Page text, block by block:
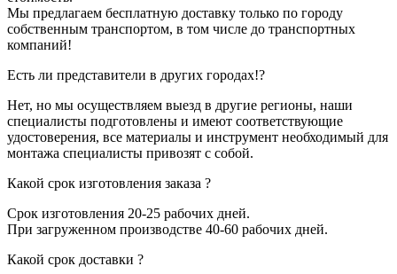
Мы предлагаем бесплатную доставку только по городу
собственным транспортом, в том числе до транспортных
компаний!
Есть ли представители в других городах!?
Нет, но мы осуществляем выезд в другие регионы, наши
специалисты подготовлены и имеют соответствующие
удостоверения, все материалы и инструмент необходимый для
монтажа специалисты привозят с собой.
Какой срок изготовления заказа ?
Срок изготовления 20-25 рабочих дней.
При загруженном производстве 40-60 рабочих дней.
Какой срок доставки ?